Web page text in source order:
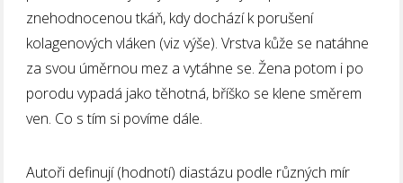
znehodnocenou tkáň, kdy dochází k porušení
kolagenových vláken (viz výše). Vrstva kůže se natáhne
za svou úměrnou mez a vytáhne se. Žena potom i po
porodu vypadá jako těhotná, bříško se klene směrem
ven. Co s tím si povíme dále.
Autoři definují (hodnotí) diastázu podle různých mír